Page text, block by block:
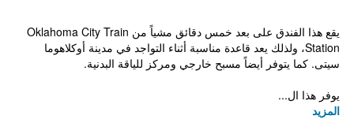
يقع هذا الفندق على بعد خمس دقائق مشياً من Oklahoma City Train
Station، ولذلك يعد قاعدة مناسبة أثناء التواجد في مدينة أوكلاهوما
سيتى. كما يتوفر أيضاً مسبح خارجي ومركز للياقة البدنية.
يوفر هذا ال...
المزيد